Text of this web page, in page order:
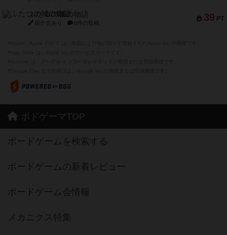
39 PT
ふたつの城の物語
紹介文あり 6件の投稿
ボドゲーマTOP
ボードゲームを検索する
ボードゲームの新着レビュー
ボードゲーム会情報
メカニクス特集